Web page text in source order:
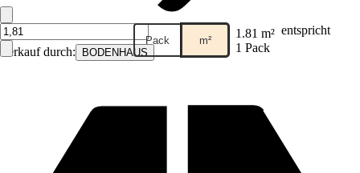
Verkauf durch: BODENHAUS
Pack m² 1.81 m² entspricht
1 Pack